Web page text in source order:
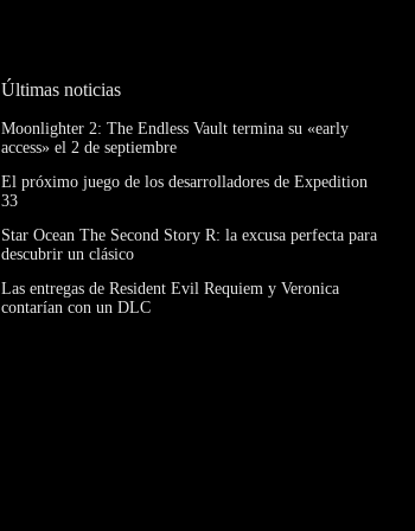
Últimas noticias
Moonlighter 2: The Endless Vault termina su «early
access» el 2 de septiembre
El próximo juego de los desarrolladores de Expedition
33
Star Ocean The Second Story R: la excusa perfecta para
descubrir un clásico
Las entregas de Resident Evil Requiem y Veronica
contarían con un DLC